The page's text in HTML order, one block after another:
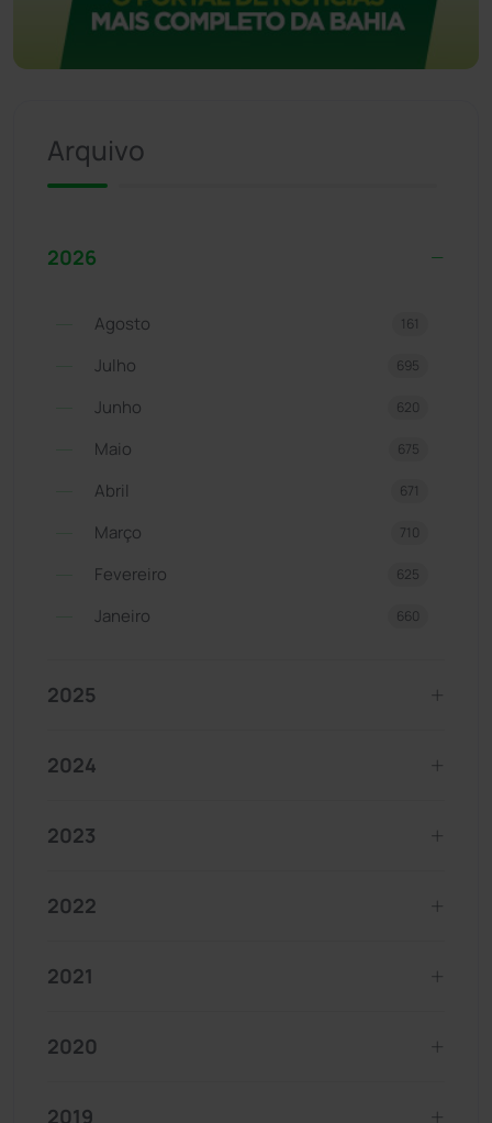
Arquivo
2026
Agosto 161
Julho 695
Junho 620
Maio 675
Abril 671
Março 710
Fevereiro 625
Janeiro 660
2025
2024
2023
2022
2021
2020
2019